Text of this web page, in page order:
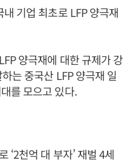
기업 최초로 LFP 양극재
양극재에 대한 규제가 강
는 중국산 LFP 양극재 일
를 모으고 있다.
‘2천억 대 부자’ 재벌 4세